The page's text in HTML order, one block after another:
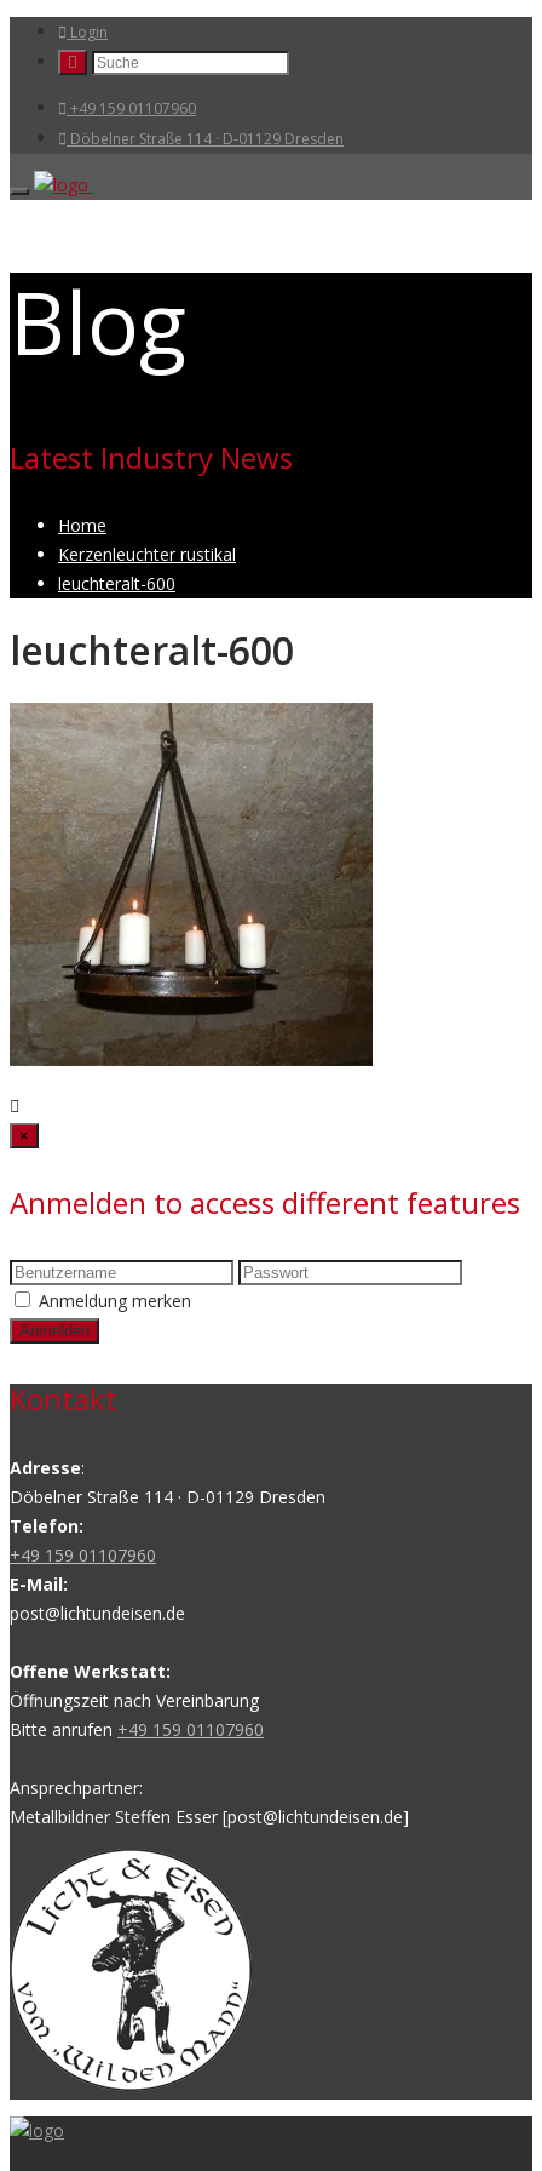
Login
+49 159 01107960
Döbelner Straße 114 · D-01129 Dresden
Blog
Latest Industry News
Home
Kerzenleuchter rustikal
leuchteralt-600
leuchteralt-600
×
Anmelden to access different features
Anmeldung merken
Kontakt
Adresse:
Döbelner Straße 114 · D-01129 Dresden
Telefon:
+49 159 01107960
E-Mail:
post@lichtundeisen.de
Offene Werkstatt:
Öffnungszeit nach Vereinbarung
Bitte anrufen +49 159 01107960
Ansprechpartner:
Metallbildner Steffen Esser [post@lichtundeisen.de]